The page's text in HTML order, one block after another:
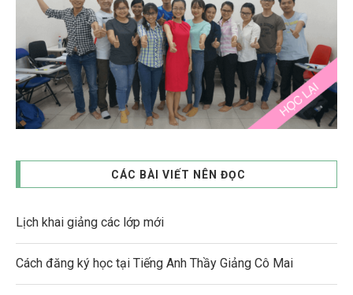
CÁC BÀI VIẾT NÊN ĐỌC
Lịch khai giảng các lớp mới
Cách đăng ký học tại Tiếng Anh Thầy Giảng Cô Mai